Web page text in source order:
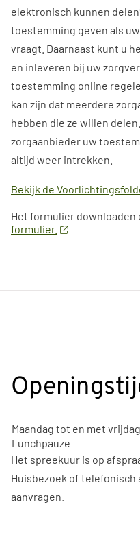
elektronisch kunnen
toestemming geven als
vraagt. Daarnaast kunt u
en inleveren bij uw
toestemming online
kan zijn dat meerdere
hebben die ze willen
zorgaanbieder uw
altijd weer intrekken.
Bekijk de
Het formulier downloaden
formulier.
Maandag tot en met vrijdag
Lunchpauze
Het spreekuur is op
Huisbezoek of telefonisch
aanvragen.